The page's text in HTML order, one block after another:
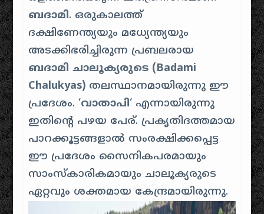
ബദാമി. ഒരുകാലത്ത്
ദക്ഷിണേന്ത്യയും മധ്യേന്ത്യയും
അടക്കിഭരിച്ചിരുന്ന പ്രബലരായ
ബദാമി ചാലൂക്യരുടെ (Badami
Chalukyas) തലസ്ഥാനമായിരുന്നു ഈ
പ്രദേശം. ‘വാതാപി‘ എന്നായിരുന്നു
ഇതിന്റെ പഴയ പേര്. പ്രകൃതിദത്തമായ
പാറക്കൂട്ടങ്ങളാൽ സംരക്ഷിക്കപ്പെട്ട
ഈ പ്രദേശം സൈനികപരമായും
സാംസ്കാരികമായും ചാലൂക്യരുടെ
ഏറ്റവും ശക്തമായ കേന്ദ്രമായിരുന്നു.